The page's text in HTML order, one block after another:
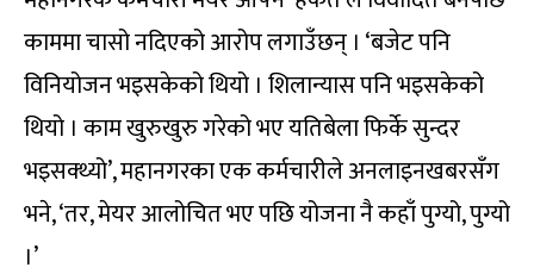
काममा चासो नदिएको आरोप लगाउँछन् । ‘बजेट पनि
विनियोजन भइसकेको थियो । शिलान्यास पनि भइसकेको
थियो । काम खुरुखुरु गरेको भए यतिबेला फिर्के सुन्दर
भइसक्थ्यो’, महानगरका एक कर्मचारीले अनलाइनखबरसँग
भने, ‘तर, मेयर आलोचित भए पछि योजना नै कहाँ पुग्यो, पुग्यो
।’